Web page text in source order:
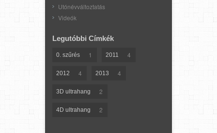
Utónévváltoztatás
Videók
Legutóbbi Címkék
0. szűrés 1 2011 4
2012 4 2013 4
3D ultrahang 2
4D ultrahang 2